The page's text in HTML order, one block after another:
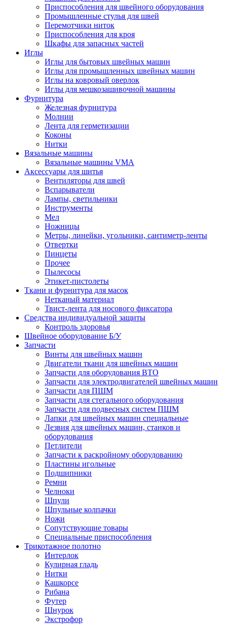
Приспособления для швейного оборудования
Промышленные стулья для швей
Перемотчики ниток
Приспособления для кроя
Шкафы для запасных частей
Иглы
Иглы для бытовых швейных машин
Иглы для промышленных швейных машин
Иглы на ковровый оверлок
Иглы для мешкозашивочной машины
Фурнитура
Железная фурнитура
Молнии
Лента для герметизации
Коконы
Нитки
Вязальные машины
Вязальные машины VMA
Аксессуары для шитья
Вентиляторы для швей
Вспарыватели
Лампы, светильники
Инструменты
Мел
Ножницы
Метры, линейки, угольники, сантиметр-ленты
Отвертки
Пинцеты
Прочее
Пылесосы
Этикет-пистолеты
Ткани и фурнитура для масок
Нетканый материал
Твист-лента для носового фиксатора
Средства индивидуальной защиты
Контроль здоровья
Швейное оборудование Б/У
Запчасти
Винты для швейных машин
Двигатели ткани для швейных машин
Запчасти для оборудования ВТО
Запчасти для электродвигателей швейных машин
Запчасти для ПШМ
Запчасти для стегального оборудования
Запчасти для подвесных систем ПШМ
Лапки для швейных машин специальные
Лезвия для швейных машин, станков и
оборудования
Петлители
Запчасти к раскройному оборудованию
Пластины игольные
Подшипники
Ремни
Челноки
Шпули
Шпульные колпачки
Ножи
Сопутствующие товары
Специальные приспособления
Трикотажное полотно
Интерлок
Кулирная гладь
Нитки
Кашкорсе
Рибана
Футер
Шнурок
Экстрофор